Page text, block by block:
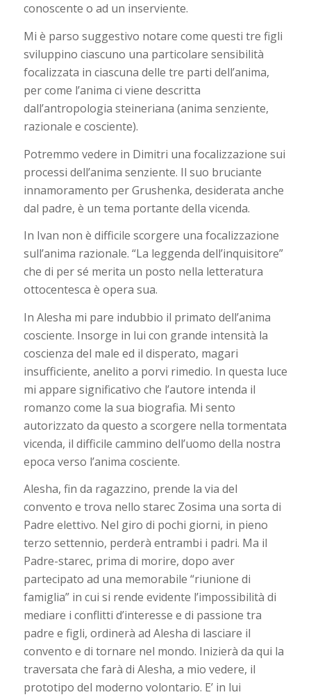
conoscente o ad un inserviente.
Mi è parso suggestivo notare come questi tre figli
sviluppino ciascuno una particolare sensibilità
focalizzata in ciascuna delle tre parti dell’anima,
per come l’anima ci viene descritta
dall’antropologia steineriana (anima senziente,
razionale e cosciente).
Potremmo vedere in Dimitri una focalizzazione sui
processi dell’anima senziente. Il suo bruciante
innamoramento per Grushenka, desiderata anche
dal padre, è un tema portante della vicenda.
In Ivan non è difficile scorgere una focalizzazione
sull’anima razionale. “La leggenda dell’inquisitore”
che di per sé merita un posto nella letteratura
ottocentesca è opera sua.
In Alesha mi pare indubbio il primato dell’anima
cosciente. Insorge in lui con grande intensità la
coscienza del male ed il disperato, magari
insufficiente, anelito a porvi rimedio. In questa luce
mi appare significativo che l’autore intenda il
romanzo come la sua biografia. Mi sento
autorizzato da questo a scorgere nella tormentata
vicenda, il difficile cammino dell’uomo della nostra
epoca verso l’anima cosciente.
Alesha, fin da ragazzino, prende la via del
convento e trova nello starec Zosima una sorta di
Padre elettivo. Nel giro di pochi giorni, in pieno
terzo settennio, perderà entrambi i padri. Ma il
Padre-starec, prima di morire, dopo aver
partecipato ad una memorabile “riunione di
famiglia” in cui si rende evidente l’impossibilità di
mediare i conflitti d’interesse e di passione tra
padre e figli, ordinerà ad Alesha di lasciare il
convento e di tornare nel mondo. Inizierà da qui la
traversata che farà di Alesha, a mio vedere, il
prototipo del moderno volontario. E’ in lui